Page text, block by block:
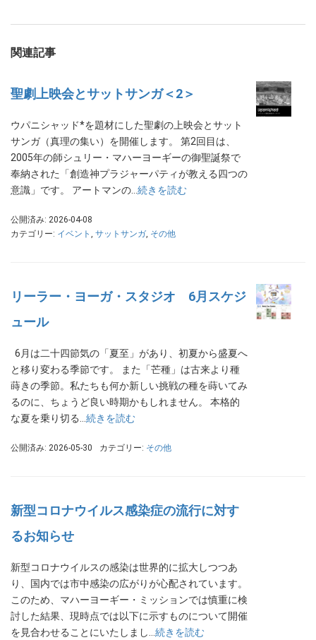
関連記事
聖劇上映会とサットサンガ＜2＞
ウパニシャッド*を題材にした聖劇の上映会とサット
サンガ（真理の集い）を開催します。 第2回目は、
2005年の師シュリー・マハーヨーギーの御聖誕祭で
奉納された「創造神プラジャーパティが教える四つの
意識」です。 アートマンの… 続きを読む
公開済み: 2026-04-08
カテゴリー: イベント , サットサンガ, その他
リーラー・ヨーガ・スタジオ 6月スケジ
ュール
6月は二十四節気の「夏至」があり、初夏から盛夏へ
と移り変わる季節です。 また「芒種」は古来より種
蒔きの季節。私たちも何か新しい挑戦の種を蒔いてみ
るのに、ちょうど良い時期かもしれません。 本格的
な夏を乗り切る… 続きを読む
公開済み: 2026-05-30 カテゴリー: その他
新型コロナウイルス感染症の流行に対す
るお知らせ
新型コロナウイルスの感染は世界的に拡大しつつあ
り、国内では市中感染の広がりが心配されています。
このため、マハーヨーギー・ミッションでは慎重に検
討した結果、現時点では以下に示すものについて開催
を見合わせることにいたしまし… 続きを読む